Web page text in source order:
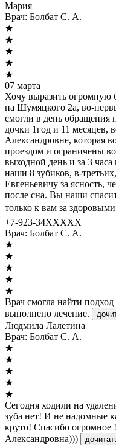
Мария
Врач: Болбат С. А.
★
★
★
★
★
07 марта
Хочу выразить огромную
на Шумяцкого 2а, во-
смогли в день обращения
дочки 1год и 11 месяцев,
Александровне, которая
проездом и ограничены
выходной день и за 3
наши 8 зубиков, в-
Евгеньевичу за ясность,
после сна. Вы наши
только к вам за
+7-923-34XXXXX
Врач: Болбат С. А.
★
★
★
★
★
Врач смогла найти
выполнено лечение.
Людмила Лалетина
Врач: Болбат С. А.
★
★
★
★
★
Сегодня ходили на
зуба нет! И не надомные
круто! Спасибо огромное
Александровна)))